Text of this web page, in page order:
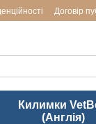
Договір
Килимки
(Англія)